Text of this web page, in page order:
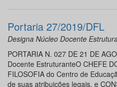
Portaria 27/2019/DFL
Designa Núcleo Docente
PORTARIA N. 027 DE 21 DE
Docente EstruturanteO CHEFE
FILOSOFIA do Centro de
de suas atribuições legais, e